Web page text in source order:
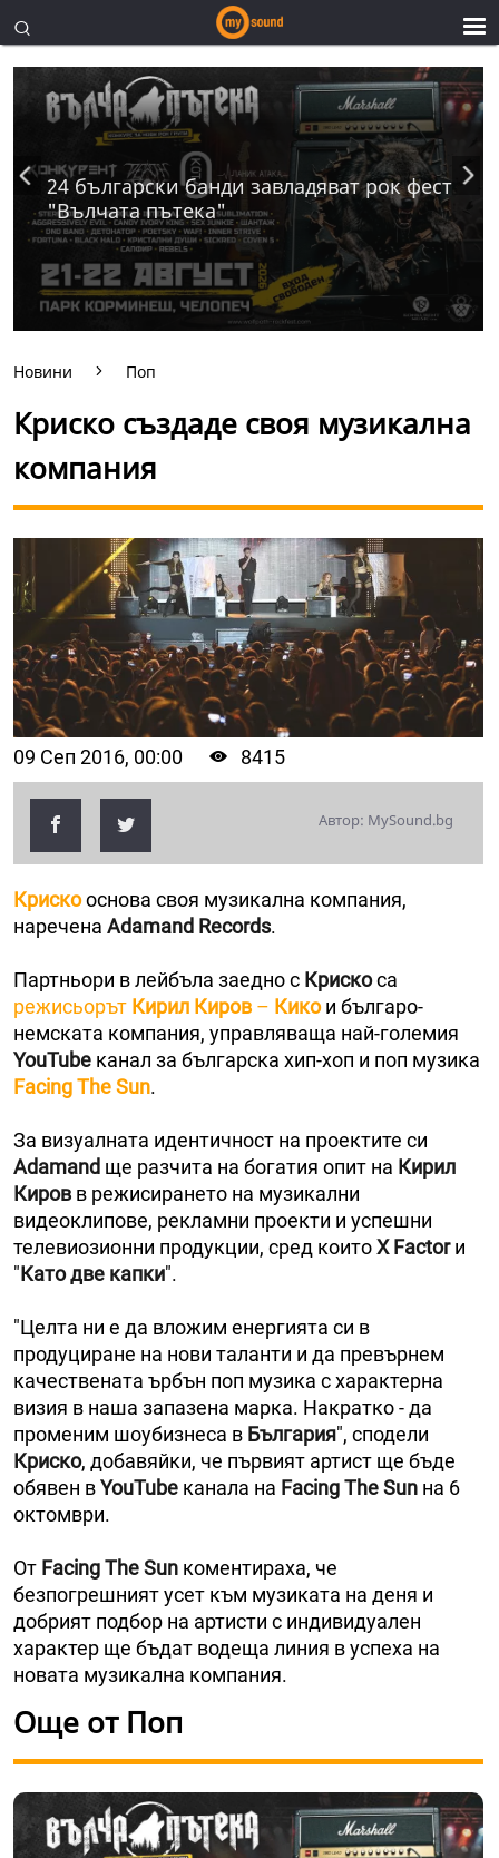
24 български банди завладяват рок фест
"Вълчата пътека"
Новини Поп
Криско създаде своя музикална
компания
09 Сеп 2016, 00:00 8415
Автор: MySound.bg
Крискооснова своя музикална компания,
наречена Adamand Records.
Партньори в лейбъла заедно с Крискоса
режисьорът Кирил Киров – Кикои българо-
немската компания, управляваща най-големия
YouTube канал за българска хип-хоп и поп музика
Facing The Sun.
За визуалната идентичност на проектите си
Adamand ще разчита на богатия опит на Кирил
Киров в режисирането на музикални
видеоклипове, рекламни проекти и успешни
телевиозионни продукции, сред коитоX Factorи
"Като две капки".
"Целта ни е да вложим енергията си в
продуциране на нови таланти и да превърнем
качествената ърбън поп музика с характерна
визия в наша запазена марка. Накратко - да
променим шоубизнеса в България", сподели
Криско, добавяйки, че първият артист ще бъде
обявен вYouTube канала на Facing The Sun на 6
октомври.
От Facing The Sun коментираха, че
безпогрешният усет към музиката на деня и
добрият подбор на артисти с индивидуален
характер ще бъдат водеща линия в успеха на
новата музикална компания.
Още от Поп